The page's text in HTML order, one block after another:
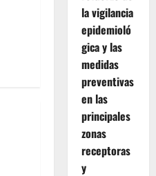
la vigilancia
epidemioló
gica y las
medidas
preventivas
en las
principales
zonas
receptoras
y